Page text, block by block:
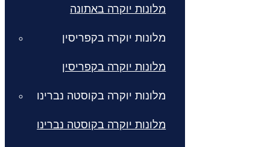
מלונות יוקרה באתונה
מלונות יוקרה בקפריסין
מלונות יוקרה בקפריסין
מלונות יוקרה בקוסטה נברינו
מלונות יוקרה בקוסטה נברינו